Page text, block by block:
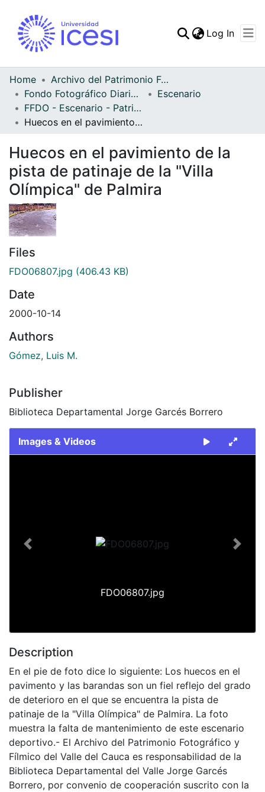
Statistics
Log In
Home
Archivo del Patrimonio Fotográfico y Fílmico del Valle del Cauca
Fondo Fotográfico Diario Occidente
Escenario
FFDO - Escenario - Patrimonial
Huecos en el pavimiento de la pista de patinaje de la "Villa Olímpica" de Palmira
Huecos en el pavimiento de la
pista de patinaje de la "Villa
Olímpica" de Palmira
Files
FDO06807.jpg (406.43 KB)
Date
2000-10-14
Authors
Gómez, Luis M.
Publisher
Biblioteca Departamental Jorge Garcés Borrero
Images & Videos
FDO06807.jpg
Previous Next
Description
En el pie de foto dice lo siguiente: Los huecos en el
pavimento y las barandas son un fiel reflejo del grado
de deterioro en el que se encuentra la pista de
patinaje de la "Villa Olímpica" de Palmira. La foto
muestra la falta de mantenimiento de este escenario
deportivo.- El Archivo del Patrimonio Fotográfico y
Fílmico del Valle del Cauca es responsabilidad de la
Biblioteca Departamental del Valle Jorge Garcés
Borrero, por convenio de cooperación suscrito con la